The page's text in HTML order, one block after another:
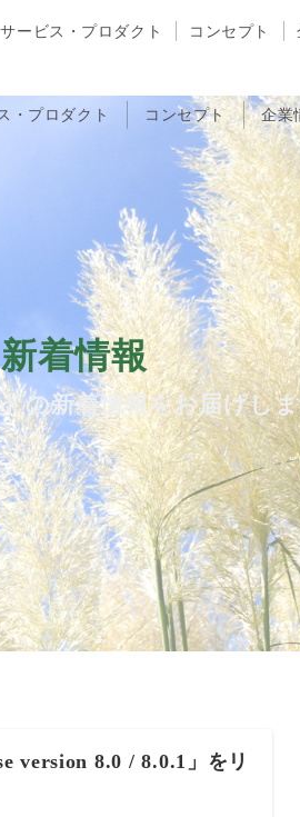
・プロダクト コンセプト 企業
サービス・プロダクト コンセプト
新着情報
の新着情報をお届けし
version 8.0 / 8.0.1」をリ